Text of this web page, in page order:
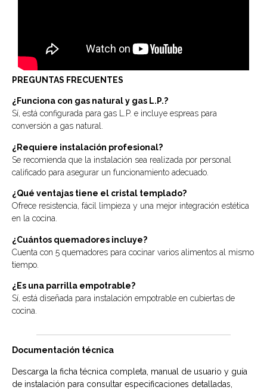
PREGUNTAS FRECUENTES
¿Funciona con gas natural y gas L.P.?
Sí, está configurada para gas L.P. e incluye espreas para
conversión a gas natural.
¿Requiere instalación profesional?
Se recomienda que la instalación sea realizada por personal
calificado para asegurar un funcionamiento adecuado.
¿Qué ventajas tiene el cristal templado?
Ofrece resistencia, fácil limpieza y una mejor integración estética
en la cocina.
¿Cuántos quemadores incluye?
Cuenta con 5 quemadores para cocinar varios alimentos al mismo
tiempo.
¿Es una parrilla empotrable?
Sí, está diseñada para instalación empotrable en cubiertas de
cocina.
Documentación técnica
Descarga la ficha técnica completa, manual de usuario y guía
de instalación para consultar especificaciones detalladas,